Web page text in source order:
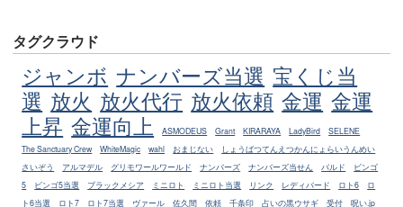
タグクラウド
ジャンボ ナンバーズ当選 宝くじ当
選 放火 放火代行 放火依頼 金運 金運
上昇 金運向上 ASMODEUS Grant KIRARAYA LadyBird
SELENE
The Sanctuary Crew
WhiteMagic wahl おまじない
しょうばつてんえつかんにょらいうんめい
さいぞう
アルマデル グリモワールワールド ナンバーズ ナンバーズ当せん バルド
ビンゴ
5
ビンゴ5当選 ブラックメシア ミニロト ミニロト当選 リンク レディバード ロト6
ロ
ト6当選
ロト7 ロト7当選 ヴァール 佐久間 依頼 千条印 占いの黒ウサギ 受付
呪い.jp